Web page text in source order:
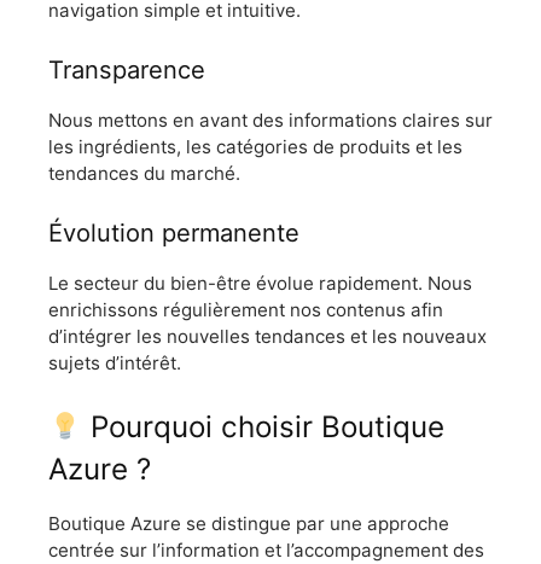
navigation simple et intuitive.
Transparence
Nous mettons en avant des informations claires sur
les ingrédients, les catégories de produits et les
tendances du marché.
Évolution permanente
Le secteur du bien-être évolue rapidement. Nous
enrichissons régulièrement nos contenus afin
d’intégrer les nouvelles tendances et les nouveaux
sujets d’intérêt.
Pourquoi choisir Boutique
Azure ?
Boutique Azure se distingue par une approche
centrée sur l’information et l’accompagnement des